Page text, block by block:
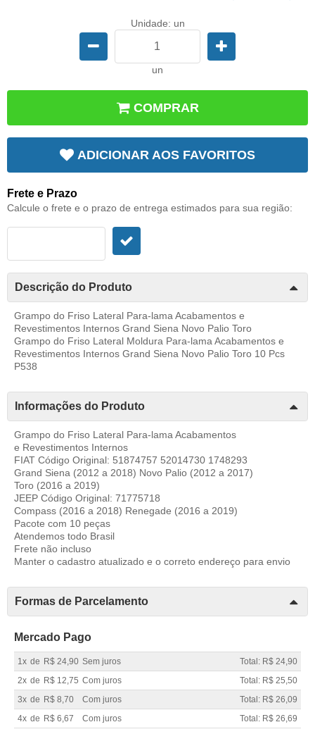
Unidade: un
un
COMPRAR
ADICIONAR AOS FAVORITOS
Frete e Prazo
Calcule o frete e o prazo de entrega estimados para sua região:
Descrição do Produto
Grampo do Friso Lateral Para-lama Acabamentos e
Revestimentos Internos Grand Siena Novo Palio Toro
Grampo do Friso Lateral Moldura Para-lama Acabamentos e
Revestimentos Internos Grand Siena Novo Palio Toro 10 Pcs
P538
Informações do Produto
Grampo do Friso Lateral Para-lama Acabamentos
e Revestimentos Internos
FIAT Código Original: 51874757 52014730 1748293
Grand Siena (2012 a 2018) Novo Palio (2012 a 2017)
Toro (2016 a 2019)
JEEP Código Original: 71775718
Compass (2016 a 2018) Renegade (2016 a 2019)
Pacote com 10 peças
Atendemos todo Brasil
Frete não incluso
Manter o cadastro atualizado e o correto endereço para envio
Formas de Parcelamento
Mercado Pago
1x de R$ 24,90 Sem juros
Total: R$ 24,90
2x de R$ 12,75 Com juros
Total: R$ 25,50
3x de R$ 8,70 Com juros
Total: R$ 26,09
4x de R$ 6,67 Com juros Total: R$ 26,69